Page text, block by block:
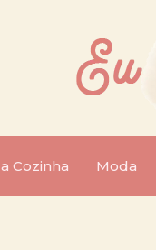
Cozinha Moda